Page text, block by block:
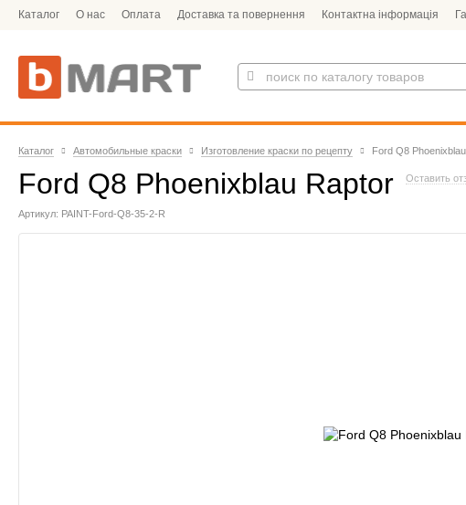
Каталог О нас Оплата Доставка та повернення Контактна інформація
Каталог Автомобильные краски Изготовление краски по рецепту Ford Q8
Ford Q8 Phoenixblau Raptor Оставить
Артикул: PAINT-Ford-Q8-35-2-R